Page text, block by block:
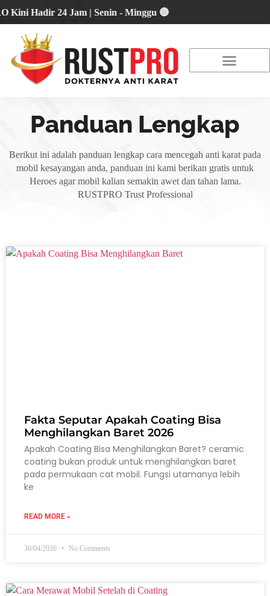
Kini Hadir 24 Jam | Senin - Minggu 🔴
Panduan Lengkap
Berikut ini adalah panduan lengkap cara mencegah anti karat pada
mobil kesayangan anda, panduan ini kami berikan gratis untuk
Heroes agar mobil kalian semakin awet dan tahan lama.
RUSTPRO Trust Professional
Fakta Seputar Apakah Coating Bisa
Menghilangkan Baret 2026
Apakah Coating Bisa Menghilangkan Baret? ceramic
coating bukan produk untuk menghilangkan baret
pada permukaan cat mobil. Fungsi utamanya lebih
ke
READ MORE »
30/04/2026 No Comments